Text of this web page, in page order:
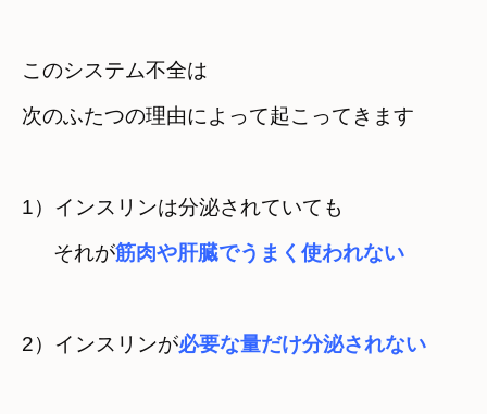
このシステム不全は
次のふたつの理由によって起こってきます
1）インスリンは分泌されていても
それが筋肉や肝臓でうまく使われない
2）インスリンが必要な量だけ分泌されない